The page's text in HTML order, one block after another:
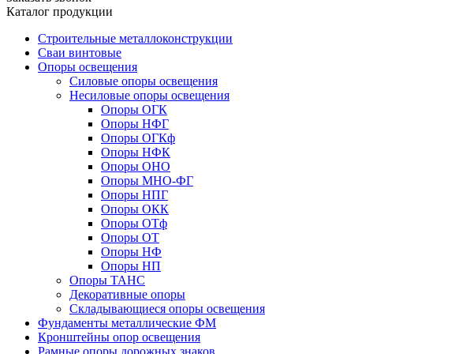
Каталог продукции
Строительные металлоконструкции
Сваи винтовые
Опоры освещения
Силовые опоры освещения
Несиловые опоры освещения
Опоры ОГК
Опоры НФГ
Опоры ОГКф
Опоры НФК
Опоры ОНО
Опоры МНО-ФГ
Опоры НПГ
Опоры ОКК
Опоры ОТф
Опоры ОТ
Опоры НФ
Опоры НП
Опоры ТАНС
Декоративные опоры
Складывающиеся опоры освещения
Фундаменты металлические ФМ
Кронштейны опор освещения
Рамные опоры дорожных знаков